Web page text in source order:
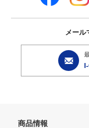
メール
商品情報